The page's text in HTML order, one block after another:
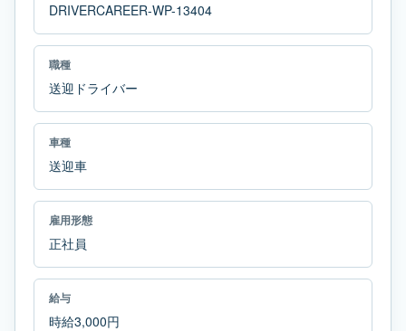
DRIVERCAREER-WP-13404
職種
送迎ドライバー
車種
送迎車
雇用形態
正社員
給与
時給3,000円